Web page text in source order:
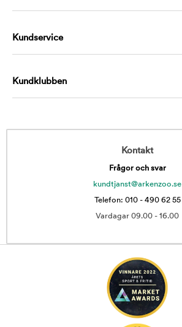
Kundservice
Kundklubben
Kontakt
Frågor och svar
kundtjanst@arkenzoo.se
Telefon: 010 - 490 62 55
Vardagar 09.00 - 16.00